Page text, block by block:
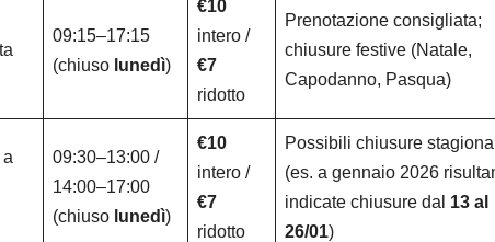
09:15–17:15
(chiuso lunedì)
€10
intero /
€7
ridotto
Prenotazione consigliata;
chiusure festive (Natale,
Capodanno, Pasqua)
09:30–13:00 /
14:00–17:00
(chiuso lunedì)
€10
intero /
€7
ridotto
Possibili chiusure
(es. a gennaio 2026
indicate chiusure dal 13 al
26/01)